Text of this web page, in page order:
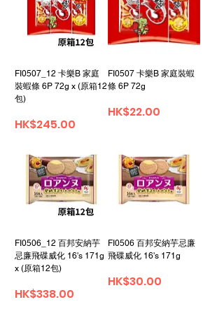
FI0507_12 卡樂B 家庭
裝蝦條 6P 72g x (原箱12
包)
Price
HK$245.00
FI0507 卡樂B 家庭裝蝦
條 6P 72g
Price
HK$22.00
FI0506_12 百邦安納芋
忌廉飛碟威化 16's 171g
x (原箱12包)
Price
HK$338.00
FI0506 百邦安納芋忌廉
飛碟威化 16's 171g
Price
HK$30.00